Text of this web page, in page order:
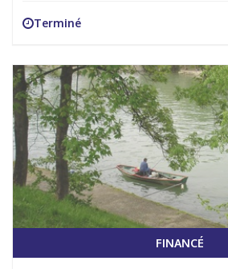
Terminé
FINANCÉ